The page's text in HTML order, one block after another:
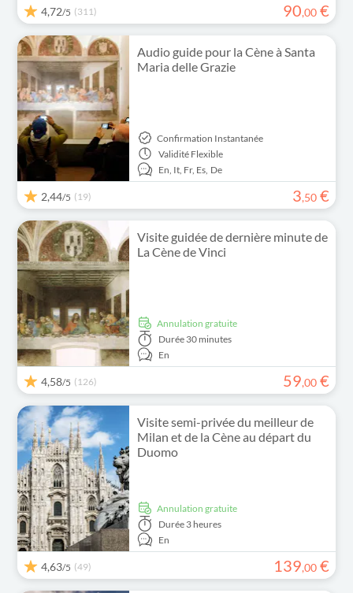
4,72/5 (311) 90,00 €
Audio guide pour la Cène à Santa
Maria delle Grazie
Confirmation Instantanée
Validité Flexible
En, It, Fr, Es, De
2,44/5 (19) 3,50 €
Visite guidée de dernière minute de
La Cène de Vinci
Annulation gratuite
Durée 30 minutes
En
4,58/5 (126) 59,00 €
Visite semi-privée du meilleur de
Milan et de la Cène au départ du
Duomo
Annulation gratuite
Durée 3 heures
En
4,63/5 (49) 139,00 €